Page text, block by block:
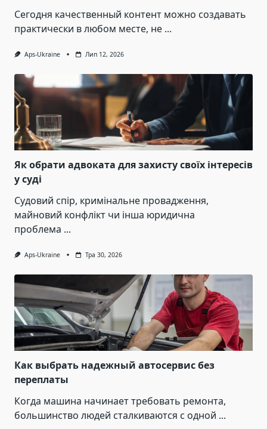
Сегодня качественный контент можно создавать
практически в любом месте, не ...
Aps-Ukraine Лип 12, 2026
Як обрати адвоката для захисту своїх інтересів
у суді
Судовий спір, кримінальне провадження,
майновий конфлікт чи інша юридична
проблема ...
Aps-Ukraine Тра 30, 2026
Как выбрать надежный автосервис без
переплаты
Когда машина начинает требовать ремонта,
большинство людей сталкиваются с одной ...